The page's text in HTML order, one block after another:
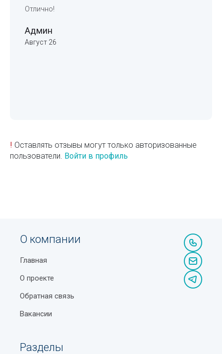
Отлично!
Админ
Август 26
! Оставлять отзывы могут только авторизованные
пользователи. Войти в профиль
О компании
Главная
О проекте
Обратная связь
Вакансии
Разделы